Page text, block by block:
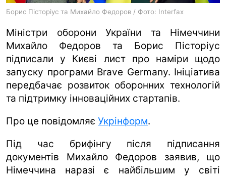
Борис Пісторіус та Михайло Федоров / Фото: Interfax
Міністри оборони України та Німеччини
Михайло Федоров та Борис Пісторіус
підписали у Києві лист про наміри щодо
запуску програми Brave Germany. Ініціатива
передбачає розвиток оборонних технологій
та підтримку інноваційних стартапів.
Про це повідомляє Укрінформ.
Під час брифінгу після підписання
документів Михайло Федоров заявив, що
Німеччина наразі є найбільшим у світі